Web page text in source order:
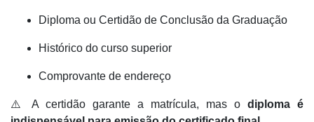
Diploma ou Certidão de Conclusão da Graduação
Histórico do curso superior
Comprovante de endereço
⚠️ A certidão garante a matrícula, mas o diploma é